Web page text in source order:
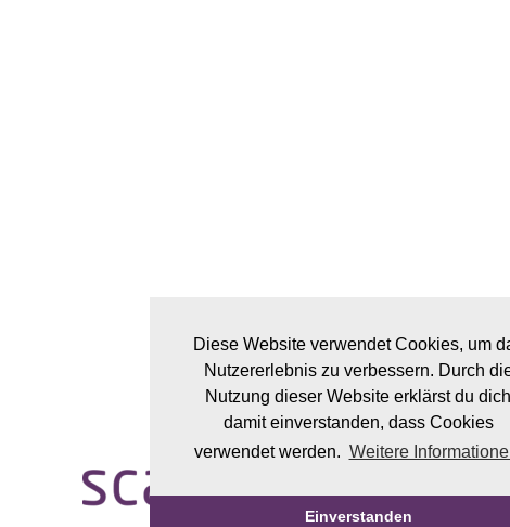
Diese Website verwendet Cookies, um das
Nutzererlebnis zu verbessern. Durch die
Nutzung dieser Website erklärst du dich
damit einverstanden, dass Cookies
verwendet werden.Weitere Informationen
Einverstanden